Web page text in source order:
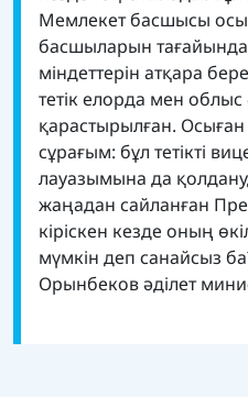
Мемлекет басшысы
басшыларын
міндеттерін атқара
тетік елорда мен облыс
қарастырылған.
сұрағым: бұл тетікті
лауазымына да
жаңадан сайланған
кіріскен кезде оның
мүмкін деп санайсыз
Орынбеков әділет